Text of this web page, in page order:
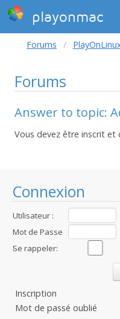
playonmac
Connexion
Utilisateur :
Mot de Passe
:Se rappeler:
Inscription
Mot de passé oublié
Forums
Forums
Answer to topic:
Vous devez être inscrit et